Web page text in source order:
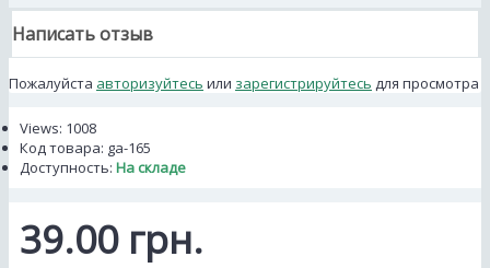
Написать отзыв
Пожалуйста авторизуйтесь или зарегистрируйтесь для просмотра
Views: 1008
Код товара: ga-165
Доступность: На складе
39.00 грн.